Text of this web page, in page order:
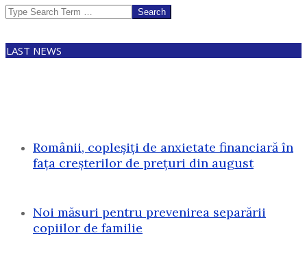
Search
LAST NEWS
Românii, copleșiți de anxietate financiară în
fața creșterilor de prețuri din august
Noi măsuri pentru prevenirea separării
copiilor de familie